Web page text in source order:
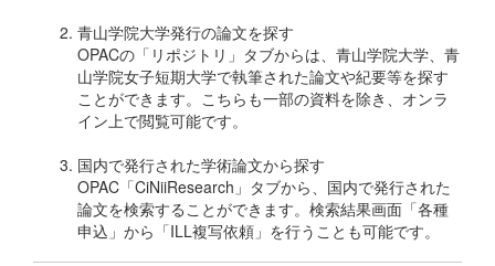
青山学院大学発行の論文を探す
OPACの「リポジトリ」タブからは、青山学院大学、青
山学院女子短期大学で執筆された論文や紀要等を探す
ことができます。こちらも一部の資料を除き、オンラ
イン上で閲覧可能です。
国内で発行された学術論文から探す
OPAC「CiNiiResearch」タブから、国内で発行された
論文を検索することができます。検索結果画面「各種
申込」から「ILL複写依頼」を行うことも可能です。